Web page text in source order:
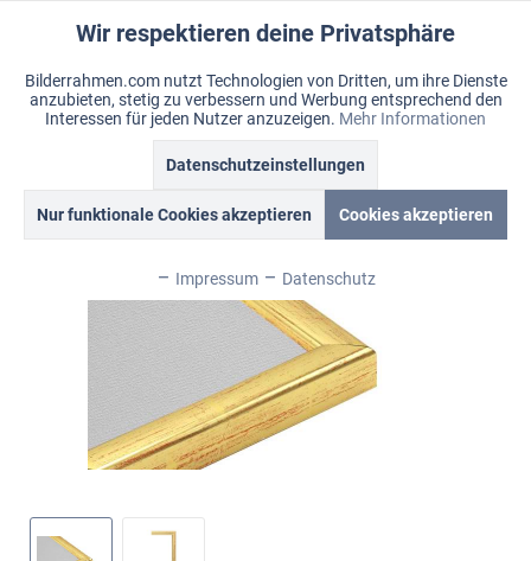
Warenkorb
Merkzettel Mein Konto
Menü
Nordic
Funktionale Aktiv
Marketing Inaktiv
Inaktiv
Wir respektieren deine Privatsphäre
Bilderrahmen.com nutzt Technologien von Dritten, um ihre Dienste
anzubieten, stetig zu verbessern und Werbung entsprechend den
Interessen für jeden Nutzer anzuzeigen. Mehr Informationen
Datenschutzeinstellungen
Nur funktionale Cookies akzeptieren Cookies akzeptieren
Impressum Datenschutz